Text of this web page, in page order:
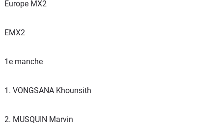
Europe MX2
EMX2
1e manche
1. VONGSANA Khounsith
2. MUSQUIN Marvin